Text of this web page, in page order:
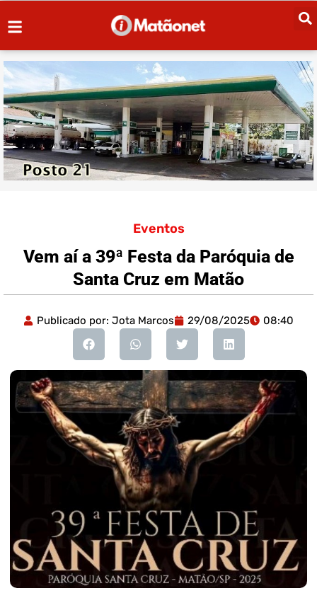
Eventos
Vem aí a 39ª Festa da Paróquia de
Santa Cruz em Matão
Publicado por: Jota Marcos 29/08/2025 08:40